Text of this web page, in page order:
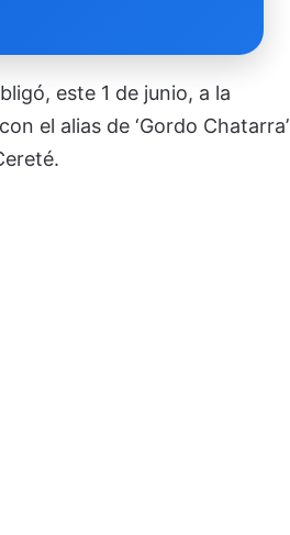
este 1 de junio, a la
el alias de ‘Gordo Chatarra’